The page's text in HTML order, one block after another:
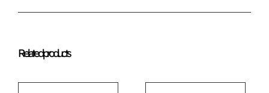
Related products